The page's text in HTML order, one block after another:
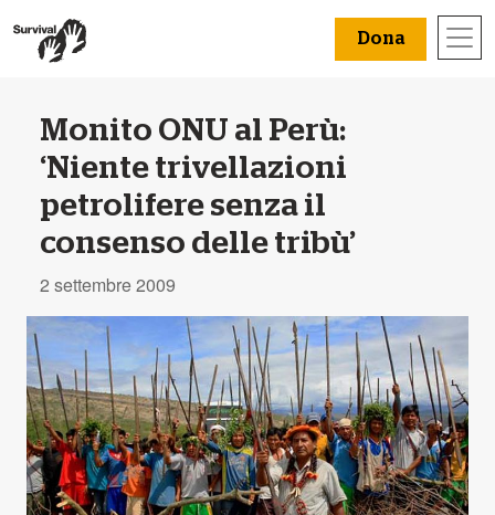
Dona
Monito ONU al Perù:
‘Niente trivellazioni
petrolifere senza il
consenso delle tribù’
2 settembre 2009